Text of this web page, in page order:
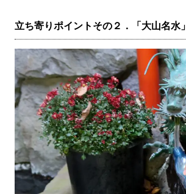
立ち寄りポイントその２．「大山名水」